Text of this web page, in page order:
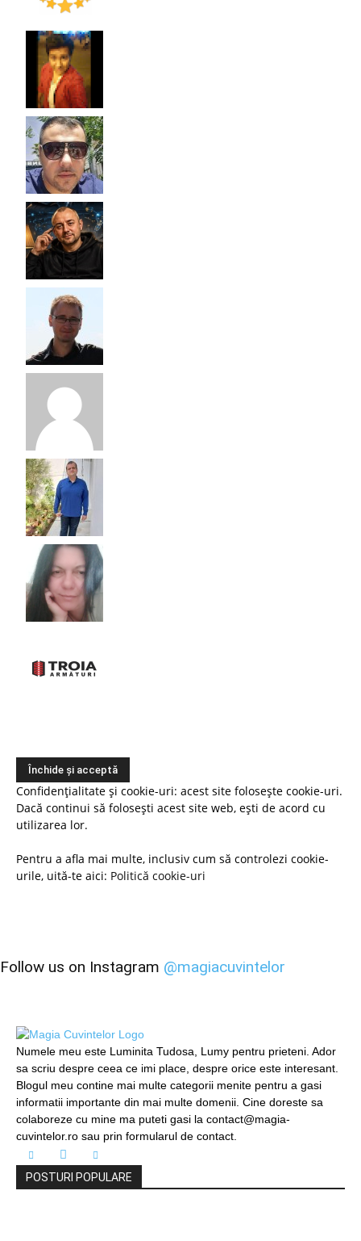
Confidențialitate și cookie-uri: acest site folosește cookie-uri.
Dacă continui să folosești acest site web, ești de acord cu
utilizarea lor.
Pentru a afla mai multe, inclusiv cum să controlezi cookie-
urile, uită-te aici: Politică cookie-uri
Follow us on Instagram @magiacuvintelor
Numele meu este Luminita Tudosa, Lumy pentru prieteni. Ador
sa scriu despre ceea ce imi place, despre orice este interesant.
Blogul meu contine mai multe categorii menite pentru a gasi
informatii importante din mai multe domenii. Cine doreste sa
colaboreze cu mine ma puteti gasi la contact@magia-
cuvintelor.ro sau prin formularul de contact.
POSTURI POPULARE